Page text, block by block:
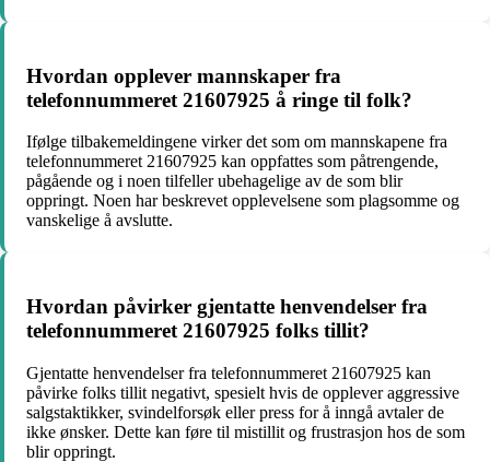
Hvordan opplever mannskaper fra
telefonnummeret 21607925 å ringe til folk?
Ifølge tilbakemeldingene virker det som om mannskapene fra
telefonnummeret 21607925 kan oppfattes som påtrengende,
pågående og i noen tilfeller ubehagelige av de som blir
oppringt. Noen har beskrevet opplevelsene som plagsomme og
vanskelige å avslutte.
Hvordan påvirker gjentatte henvendelser fra
telefonnummeret 21607925 folks tillit?
Gjentatte henvendelser fra telefonnummeret 21607925 kan
påvirke folks tillit negativt, spesielt hvis de opplever aggressive
salgstaktikker, svindelforsøk eller press for å inngå avtaler de
ikke ønsker. Dette kan føre til mistillit og frustrasjon hos de som
blir oppringt.